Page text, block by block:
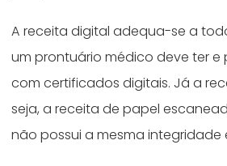
A receita digital adequa-se a
um prontuário médico deve ter e
com certificados digitais. Já a
seja, a receita de papel
não possui a mesma integridade